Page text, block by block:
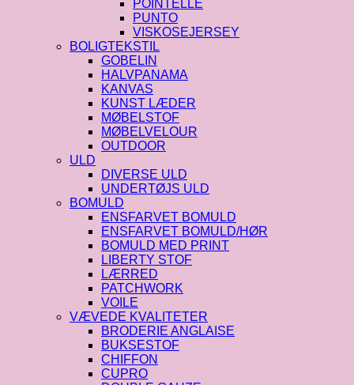
POINTELLE
PUNTO
VISKOSEJERSEY
BOLIGTEKSTIL
GOBELIN
HALVPANAMA
KANVAS
KUNST LÆDER
MØBELSTOF
MØBELVELOUR
OUTDOOR
ULD
DIVERSE ULD
UNDERTØJS ULD
BOMULD
ENSFARVET BOMULD
ENSFARVET BOMULD/HØR
BOMULD MED PRINT
LIBERTY STOF
LÆRRED
PATCHWORK
VOILE
VÆVEDE KVALITETER
BRODERIE ANGLAISE
BUKSESTOF
CHIFFON
CUPRO